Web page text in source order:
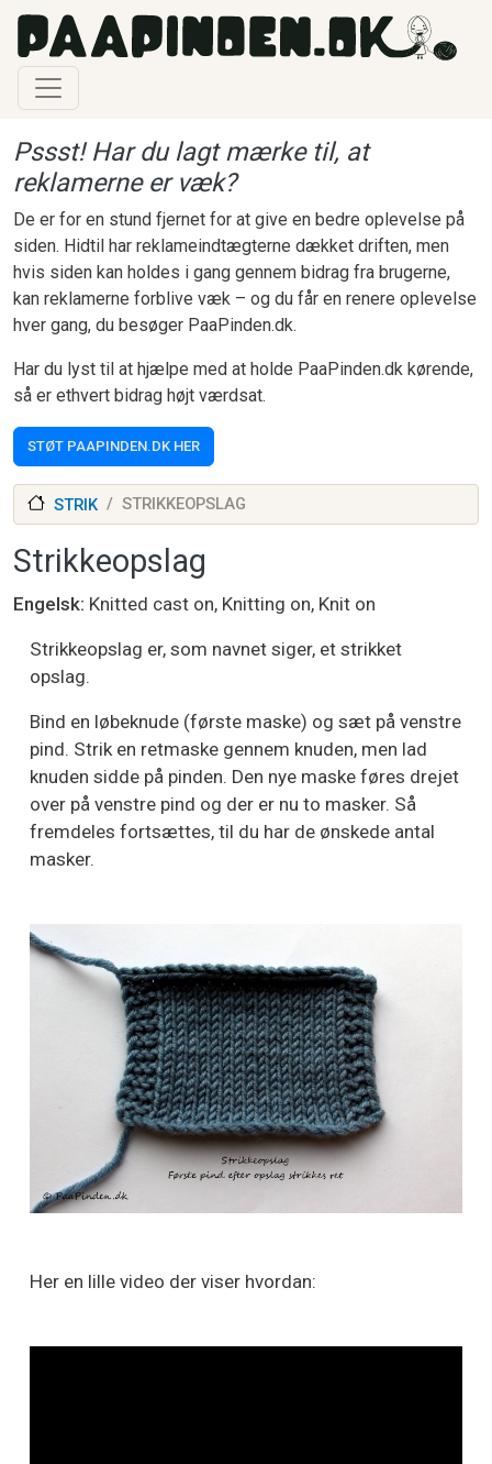
Gå til hovedindhold
Pssst! Har du lagt mærke til, at
reklamerne er væk?
De er for en stund fjernet for at give en bedre oplevelse på
siden. Hidtil har reklameindtægterne dækket driften, men
hvis siden kan holdes i gang gennem bidrag fra brugerne,
kan reklamerne forblive væk – og du får en renere oplevelse
hver gang, du besøger PaaPinden.dk.
Har du lyst til at hjælpe med at holde PaaPinden.dk kørende,
så er ethvert bidrag højt værdsat.
STØT PAAPINDEN.DK HER
STRIK STRIKKEOPSLAG
Strikkeopslag
Engelsk Knitted cast on, Knitting on, Knit on
Strikkeopslag er, som navnet siger, et strikket
opslag.
Bind en løbeknude (første maske) og sæt på venstre
pind. Strik en retmaske gennem knuden, men lad
knuden sidde på pinden. Den nye maske føres drejet
over på venstre pind og der er nu to masker. Så
fremdeles fortsættes, til du har de ønskede antal
masker.
Her en lille video der viser hvordan: